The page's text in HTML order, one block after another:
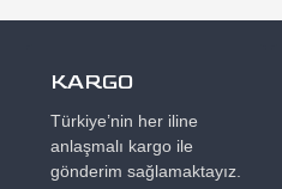
KARGO
Türkiye’nin her iline
anlaşmalı kargo ile
gönderim sağlamaktayız.